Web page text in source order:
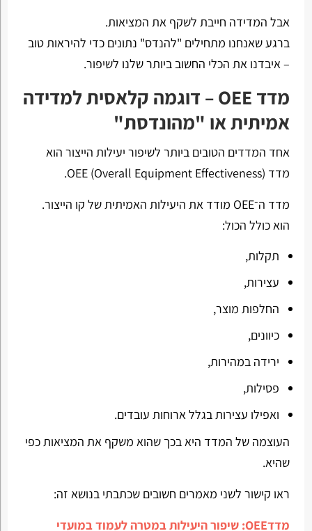
אבל המדידה חייבת לשקף את המציאות.
ברגע שאנחנו מתחילים "להנדס" נתונים כדי להיראות טוב
– איבדנו את הכלי החשוב ביותר שלנו לשיפור.
מדד OEE – דוגמה קלאסית למדידה
אמיתית או "מהונדסת"
אחד המדדים הטובים ביותר לשיפור יעילות הייצור הוא
מדד OEE (Overall Equipment Effectiveness).
מדד ה־OEE מודד את היעילות האמיתית של קו הייצור.
הוא כולל הכול:
תקלות,
עצירות,
החלפות מוצר,
כיוונים,
ירידה במהירות,
פסילות,
ואפילו עצירות בגלל ארוחות עובדים.
העוצמה של המדד היא בכך שהוא משקף את המציאות כפי
שהיא.
ראו קישור לשני מאמרים חשובים שכתבתי בנושא זה:
מדדOEE: שיפור היעילות במטרה לעמוד במועדי